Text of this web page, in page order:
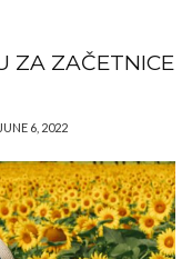
ZA ZAČETNICE
JUNE 6, 2022